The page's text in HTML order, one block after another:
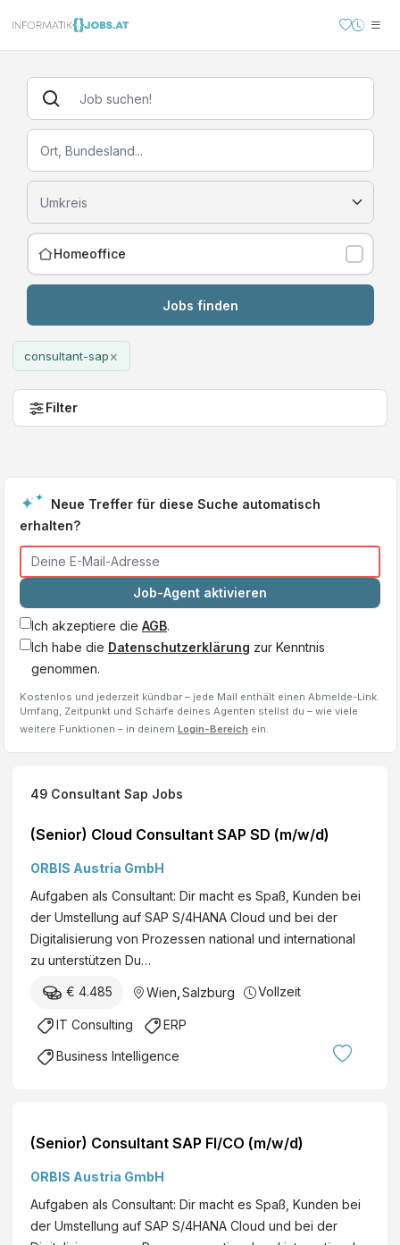
Homeoffice
Jobs finden
consultant-sap×
Filter
Neue Treffer für diese Suche automatisch
erhalten?
Job-Agent aktivieren
Ich akzeptiere die AGB.
Ich habe die Datenschutzerklärung zur Kenntnis
genommen.
Kostenlos und jederzeit kündbar – jede Mail enthält einen Abmelde-Link.
Umfang, Zeitpunkt und Schärfe deines Agenten stellst du – wie viele
weitere Funktionen – in deinem Login-Bereich ein.
49 Consultant Sap Jobs
(Senior) Cloud Consultant SAP SD (m/w/d)
ORBIS Austria GmbH
Aufgaben als Consultant: Dir macht es Spaß, Kunden bei
der Umstellung auf SAP S/4HANA Cloud und bei der
Digitalisierung von Prozessen national und international
zu unterstützen Du…
€ 4.485 Wien Salzburg Vollzeit
IT Consulting ERP
Business Intelligence
(Senior) Consultant SAP FI/CO (m/w/d)
ORBIS Austria GmbH
Aufgaben als Consultant: Dir macht es Spaß, Kunden bei
der Umstellung auf SAP S/4HANA Cloud und bei der